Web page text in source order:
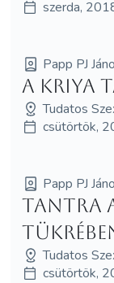
szerda,
Papp PJ
A Kriya
Tudatos
csütörtök,
Papp PJ
Tantra
Tudatos
csütörtök,